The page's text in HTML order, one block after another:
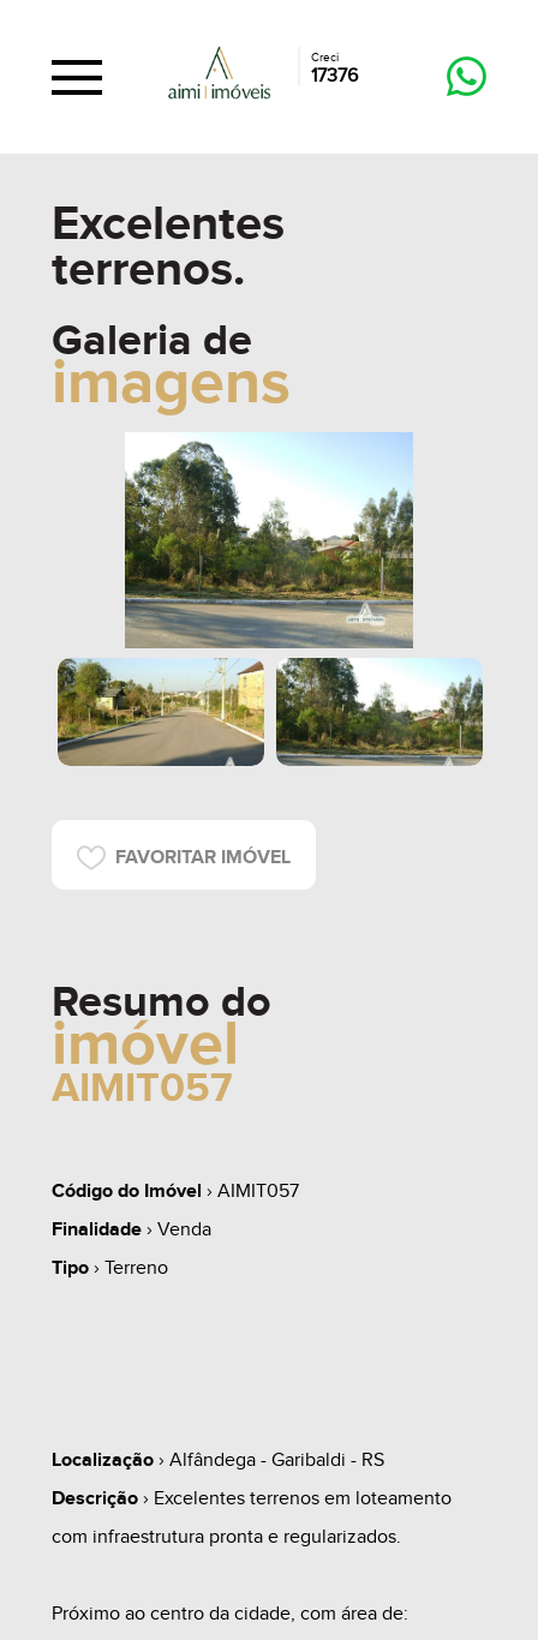
Creci
17376
Excelentes
terrenos.
Galeria de
imagens
FAVORITAR IMÓVEL
Resumo do
imóvel
AIMIT057
Código do Imóvel › AIMIT057
Finalidade› Venda
Tipo› Terreno
Localização› Alfândega - Garibaldi - RS
Descrição› Excelentes terrenos em loteamento
com infraestrutura pronta e regularizados.
Próximo ao centro da cidade, com área de: